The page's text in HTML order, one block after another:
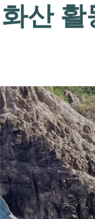
화산 활